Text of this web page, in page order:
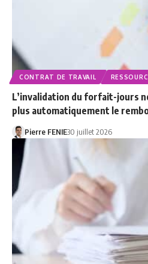
CONTRAT DE TRAVAIL
L’invalidation du forfait-jours
plus automatiquement le
Pierre FENIE30 juillet 2026